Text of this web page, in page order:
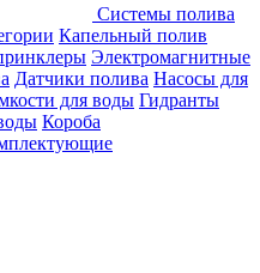
Системы полива
Капельный полив
Электромагнитные
Датчики полива Насосы для
для воды Гидранты
Короба